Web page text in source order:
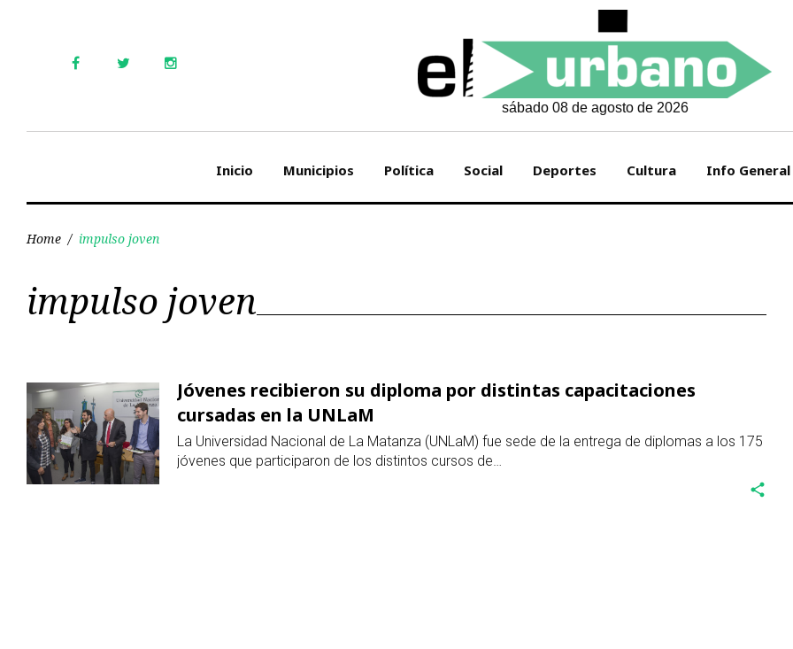
sábado 08 de agosto de 2026
Inicio Municipios Política Social Deportes Cultura Info General
Home / impulso joven
Etiqueta:
joven
impulso joven
Jóvenes recibieron su diploma por distintas capacitaciones
cursadas en la UNLaM
La Universidad Nacional de La Matanza (UNLaM) fue sede de la entrega de diplomas a los 175
jóvenes que participaron de los distintos cursos de…
share